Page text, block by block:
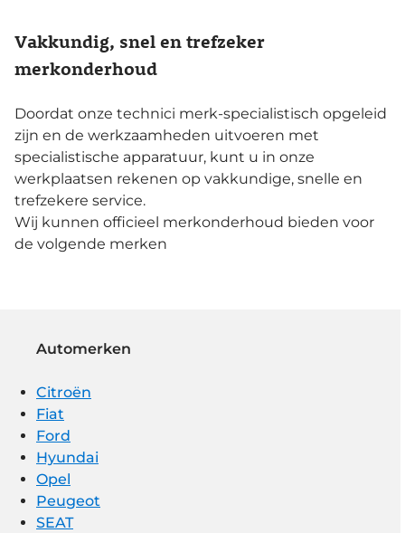
Vakkundig, snel en trefzeker
merkonderhoud
Doordat onze technici merk-specialistisch opgeleid
zijn en de werkzaamheden uitvoeren met
specialistische apparatuur, kunt u in onze
werkplaatsen rekenen op vakkundige, snelle en
trefzekere service.
Wij kunnen officieel merkonderhoud bieden voor
de volgende merken
Automerken
Citroën
Fiat
Ford
Hyundai
Opel
Peugeot
SEAT